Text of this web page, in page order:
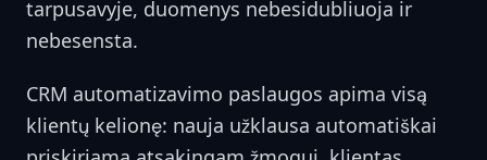
tarpusavyje, duomenys nebesidubliuoja ir
nebesensta.
CRM automatizavimo paslaugos apima visą
klientų kelionę: nauja užklausa automatiškai